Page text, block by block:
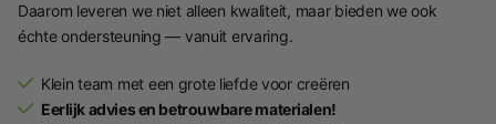
Daarom leveren we niet alleen kwaliteit, maar bieden we ook
échte ondersteuning — vanuit ervaring.
Klein team met een grote liefde voor creëren
Eerlijk advies en betrouwbare materialen!